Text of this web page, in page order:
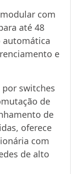
com
até 48
automática
e
por switches
de
de
oferece
com
de alto